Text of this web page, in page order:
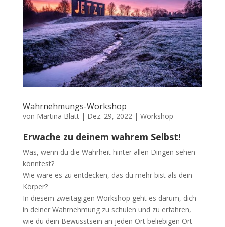
Wahrnehmungs-Workshop
von Martina Blatt| Dez. 29, 2022| Workshop
Erwache zu deinem wahrem Selbst!
Was, wenn du die Wahrheit hinter allen Dingen sehen
könntest?
Wie wäre es zu entdecken, das du mehr bist als dein
Körper?
In diesem zweitägigen Workshop geht es darum, dich
in deiner Wahrnehmung zu schulen und zu erfahren,
wie du dein Bewusstsein an jeden Ort beliebigen Ort